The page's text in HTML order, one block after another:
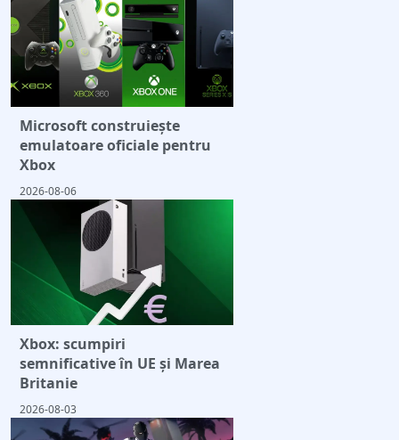
Microsoft construiește
emulatoare oficiale pentru
Xbox
2026-08-06
Xbox: scumpiri
semnificative în UE și Marea
Britanie
2026-08-03